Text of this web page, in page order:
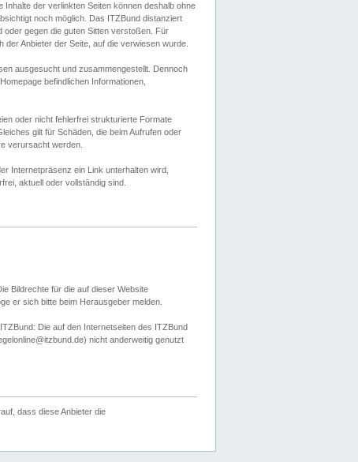
der verlinkten Seiten können deshalb ohne
noch möglich. Das ITZBund distanziert
gegen die guten Sitten verstoßen. Für
Anbieter der Seite, auf die verwiesen wurde.
ausgesucht und zusammengestellt. Dennoch
befindlichen Informationen,
oder nicht fehlerfrei strukturierte Formate
gilt für Schäden, die beim Aufrufen oder
verursacht werden.
Internetpräsenz ein Link unterhalten wird,
aktuell oder vollständig sind.
Bildrechte für die auf dieser Website
er sich bitte beim Herausgeber melden.
Die auf den Internetseiten des ITZBund
nicht anderweitig genutzt
dass diese Anbieter die